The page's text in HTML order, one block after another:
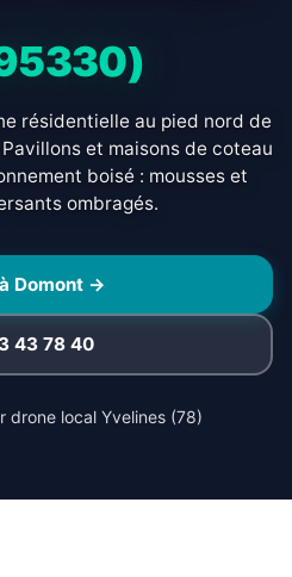
résidentielle au pied nord de
et maisons de coteau
boisé : mousses et
ombragés.
Domont →
43 78 40
drone local Yvelines (78)